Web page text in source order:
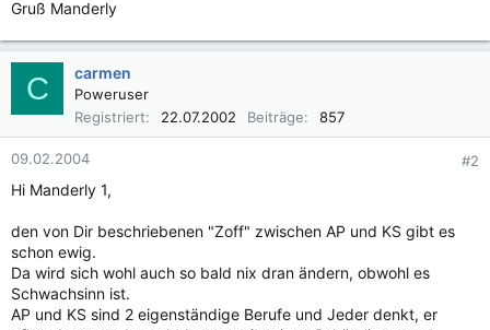
Gruß Manderly
C carmen
Poweruser
Registriert
22.07.2002 Beiträge 857
09.02.2004 #2
Hi Manderly 1,
den von Dir beschriebenen "Zoff" zwischen AP und KS gibt es
schon ewig.
Da wird sich wohl auch so bald nix dran ändern, obwohl es
Schwachsinn ist.
AP und KS sind 2 eigenständige Berufe und Jeder denkt, er